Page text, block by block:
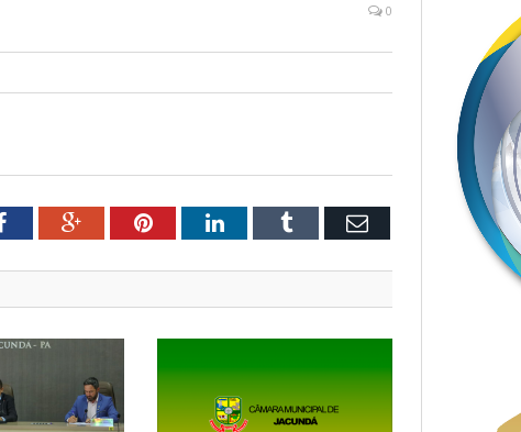
0
FacebookGoogle+PinterestLinkedInTumblr Email